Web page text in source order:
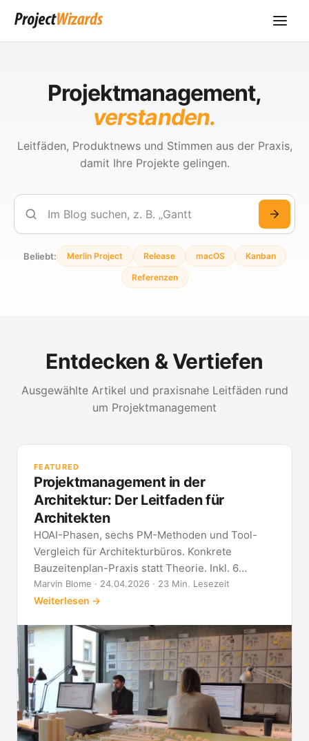
Projektmanagement,
verstanden.
Leitfäden, Produktnews und Stimmen aus der Praxis,
damit Ihre Projekte gelingen.
Suchen
Beliebt: Merlin Project Release macOS Kanban
Referenzen
Entdecken & Vertiefen
Ausgewählte Artikel und praxisnahe Leitfäden rund
um Projektmanagement
FEATURED
Projektmanagement in der
Architektur: Der Leitfaden für
Architekten
HOAI-Phasen, sechs PM-Methoden und Tool-
Vergleich für Architekturbüros. Konkrete
Bauzeitenplan-Praxis statt Theorie. Inkl. 6
Architekten-FAQ.
Marvin Blome · 24.04.2026 · 23 Min. Lesezeit
Weiterlesen →